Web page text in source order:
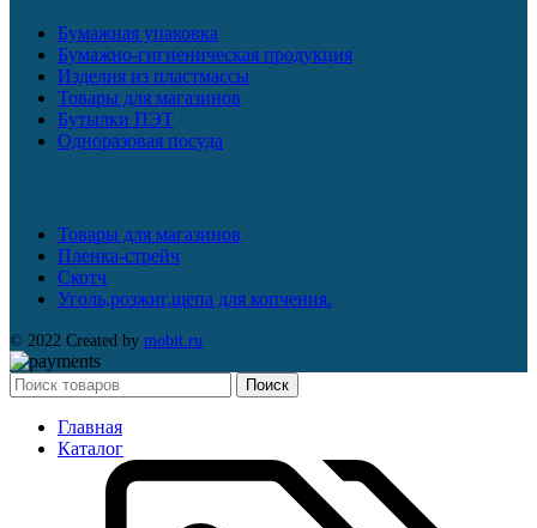
Бумажная упаковка
Бумажно-гигиеническая продукция
Изделия из пластмассы
Товары для магазинов
Бутылки ПЭТ
Одноразовая посуда
Товары для магазинов
Пленка-стрейч
Скотч
Уголь,розжиг,щепа для копчения.
© 2022 Created by mobit.ru
Поиск
Главная
Каталог